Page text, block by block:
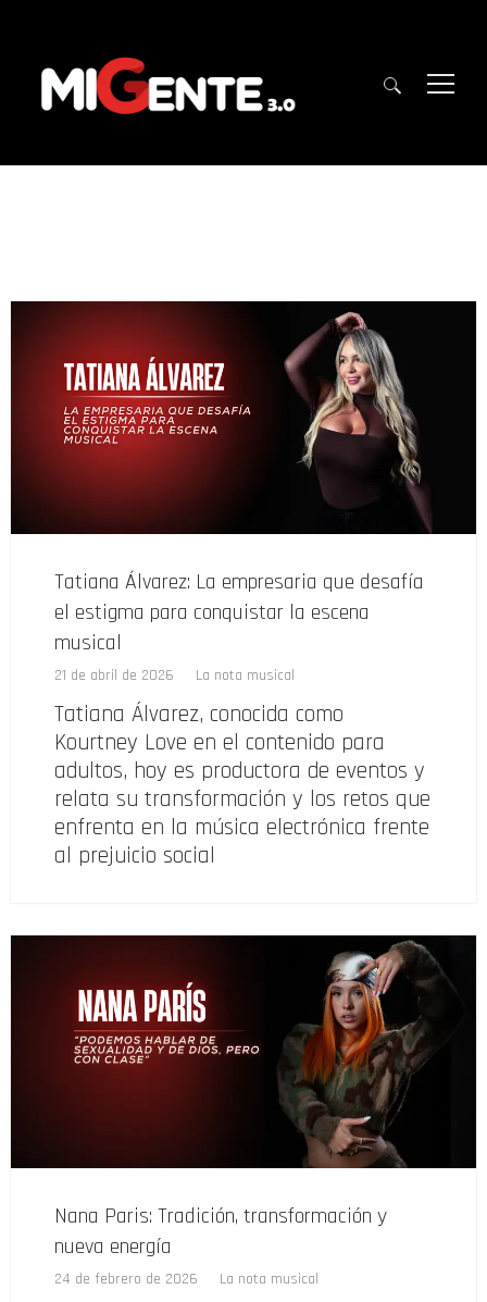
Tatiana Álvarez: La empresaria que desafía
el estigma para conquistar la escena
musical
21 de abril de 2026 La nota musical
Tatiana Álvarez, conocida como
Kourtney Love en el contenido para
adultos, hoy es productora de eventos y
relata su transformación y los retos que
enfrenta en la música electrónica frente
al prejuicio social
Nana Paris: Tradición, transformación y
nueva energía
24 de febrero de 2026 La nota musical